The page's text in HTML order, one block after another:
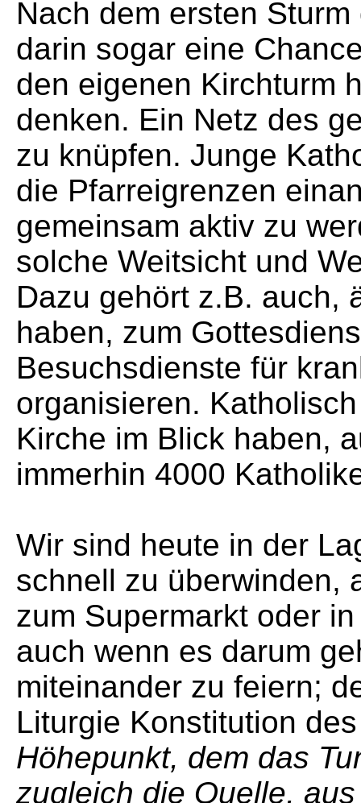
Nach dem ersten
darin sogar eine
den eigenen Kirchturm
denken. Ein Netz des
zu knüpfen. Junge
die Pfarreigrenzen
gemeinsam aktiv zu
solche Weitsicht und
Dazu gehört z.B. auch,
haben, zum
Besuchsdienste für
organisieren.
Kirche im Blick haben,
immerhin 4000
Wir sind heute in der
schnell zu überwinden,
zum Supermarkt oder
auch wenn es darum
miteinander zu feiern;
Liturgie Konstitution
Höhepunkt, dem das
zugleich die Quelle,